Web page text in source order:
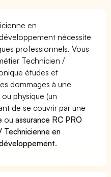
en
nécessite
professionnels. Vous
Technicien /
études et
dommages à une
physique (un
de se couvrir par une
ouassurance RC PRO
Technicienne en
.